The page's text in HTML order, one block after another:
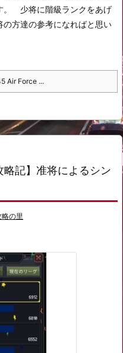
少将に階級ランクをあげ
方達の参考になればと思い
Air Force ...
記】准将によるシン
の里